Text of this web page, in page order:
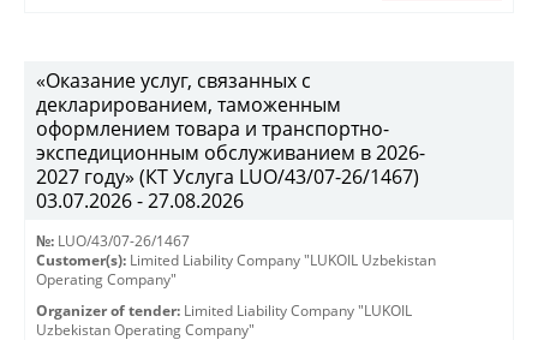
«Оказание услуг, связанных с
декларированием, таможенным
оформлением товара и транспортно-
экспедиционным обслуживанием в 2026-
2027 году» (КТ Услуга LUO/43/07-26/1467)
03.07.2026 - 27.08.2026
№: LUO/43/07-26/1467
Customer(s): Limited Liability Company "LUKOIL Uzbekistan
Operating Company"
Organizer of tender: Limited Liability Company "LUKOIL
Uzbekistan Operating Company"